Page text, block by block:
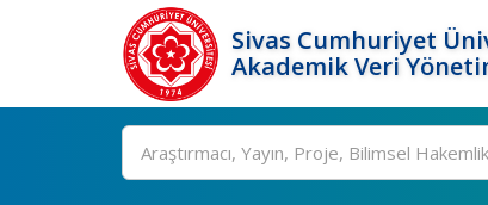
Sivas Cumhuriyet
Akademik Veri
Ara